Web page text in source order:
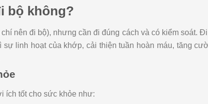
bộ không?
nên đi bộ), nhưng cần đi đúng cách và có kiểm soát.
linh hoạt của khớp, cải thiện tuần hoàn máu, tăng
ích tốt cho sức khỏe như: